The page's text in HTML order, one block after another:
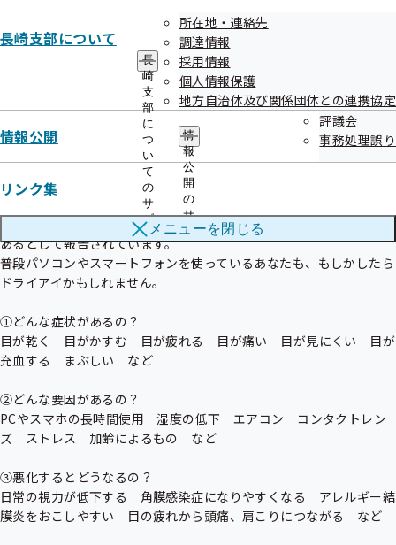
長崎支部について
長
崎
支
部
に
つ
い
て
の
サ
ブ
メ
ニ
ュ
ー
所在地・連絡先
調達情報
採用情報
個人情報保護
地方自治体及び関係団体との連携協定
情報公開
情
報
公
開
の
サ
ブ
メ
ニ
評議会
事務処理誤り
リンク集
メニューを閉じる
—————◇◆
今回は現代人のお悩み「ドライアイ」についてお伝えします！
皆さんは自分のまばたきの回数を数えたことがありますか？
人間は1分間に約20回のまばたきをするそうです。ところが、パソコ
ンやスマホを見ることで、まばたきが1/3に減るといわれ、目の渇き
を感じる原因にもなります。
ドライアイ簡単チェックとして、10秒以上目を開けていられなけれ
ば、ドライアイの可能性があるといわれています。
ドライアイとは、目の表面を覆い、保護する役割となっている涙のバ
ランスが崩れて不快感や見えにくさを引き起こす目の病気です。
日本では約2200万人の患者さんがいて、過去のオフィスワーカーを
対象とした研究では、全体の60％以上がドライアイか、その疑いが
あるとして報告されています。
普段パソコンやスマートフォンを使っているあなたも、もしかしたら
ドライアイかもしれません。
①どんな症状があるの？
目が乾く　目がかすむ　目が疲れる　目が痛い　目が見にくい　目が
充血する　まぶしい　など
②どんな要因があるの？
PCやスマホの長時間使用　湿度の低下　エアコン　コンタクトレン
ズ　ストレス　加齢によるもの　など
③悪化するとどうなるの？
日常の視力が低下する　角膜感染症になりやすくなる　アレルギー結
膜炎をおこしやすい　目の疲れから頭痛、肩こりにつながる　など